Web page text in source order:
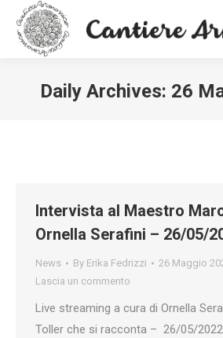
Daily Archives: 26
Intervista al Maestro
Ornella Serafini – 26/05/
News By Erika Fedrizzi
26 Maggio
Lascia un commento
Live streaming a cura di Ornella
Toller che si racconta – 26/05/